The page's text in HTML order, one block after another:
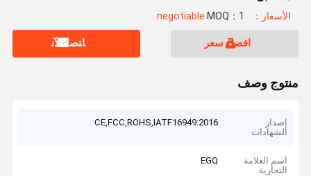
الأسعار：negotiable MOQ：1
افضل سعر ﺎﺘﺼﻟ ﺍﻶﻧ
منتوج وصف
إصدار
الشهادات
CE,FCC,ROHS,IATF16949:2016
اسم العلامة
التجارية
EGQ